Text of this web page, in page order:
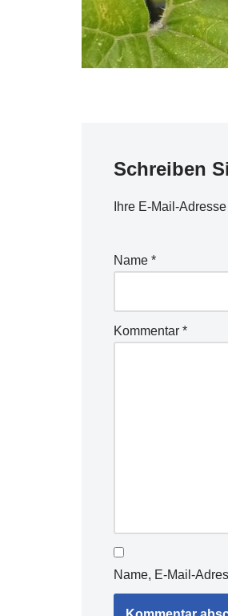
Schreiben
Ihre E-Mail-
Name *
Kommentar *
Name, E-Mail-